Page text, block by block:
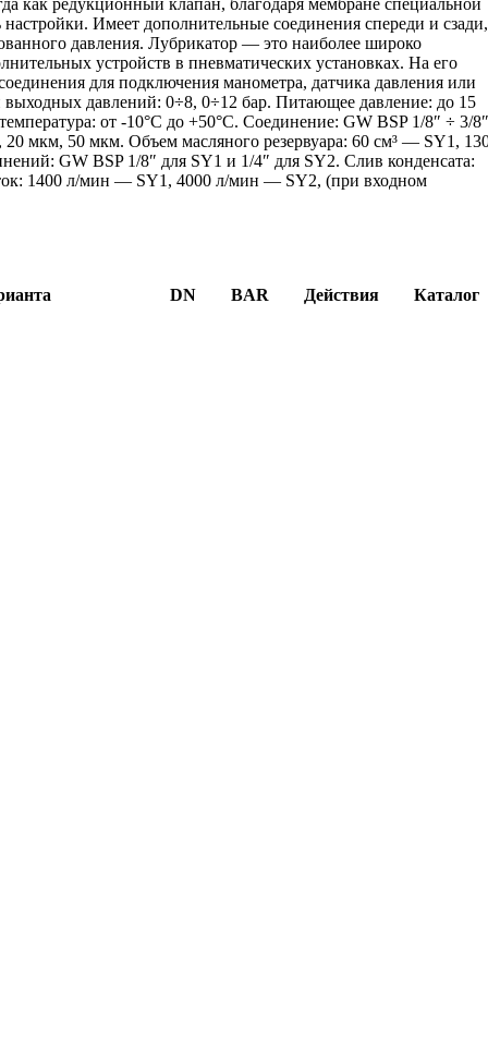
Имеет дополнительные соединения спереди и сзади,
давления. Лубрикатор — это наиболее широко
устройств в пневматических установках. На его
для подключения манометра, датчика давления или
выходных давлений: 0÷8, 0÷12 бар. Питающее давление: до 15
от -10°C до +50°C. Соединение: GW BSP 1/8″ ÷ 3/
мкм, 50 мкм. Объем масляного резервуара: 60 см³ — SY1,
GW BSP 1/8″ для SY1 и 1/4″ для SY2. Слив конденсата:
1400 л/мин — SY1, 4000 л/мин — SY2, (при входном
DN BAR Действия Каталог